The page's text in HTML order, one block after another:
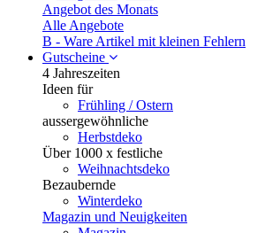
Angebot des Monats
Alle Angebote
B - Ware Artikel mit kleinen Fehlern
Gutscheine
4 Jahreszeiten
Ideen für
Frühling / Ostern
aussergewöhnliche
Herbstdeko
Über 1000 x festliche
Weihnachtsdeko
Bezaubernde
Winterdeko
Magazin und Neuigkeiten